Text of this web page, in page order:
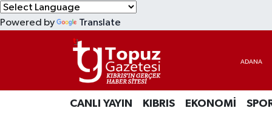
Powered by Translate
CANLI YAYIN KIBRIS EKONOMİ
EKONOMİ
Lefkoşa Nöbetçi Eczaneler
Lefkoşa Hava Durumu
Lefkoşa Trafik Yoğunluk Haritası